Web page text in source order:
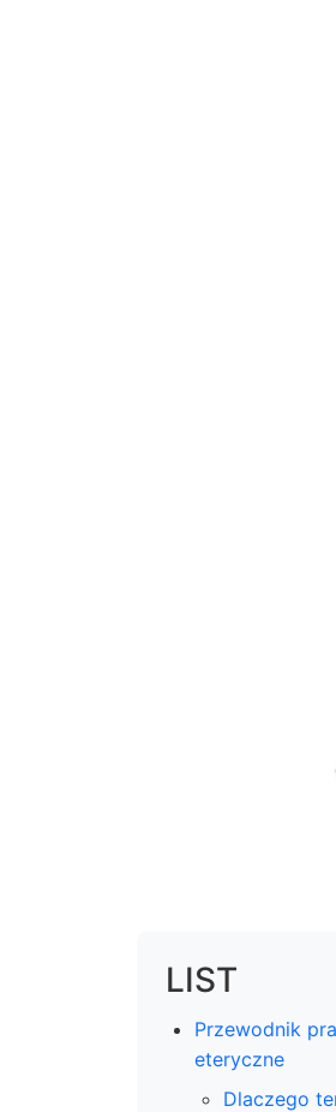
LIST
Przewodnik
eteryczne
Dlaczego